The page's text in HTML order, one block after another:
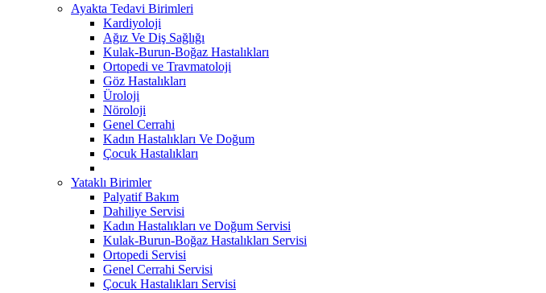
Ayakta Tedavi Birimleri
Kardiyoloji
Ağız Ve Diş Sağlığı
Kulak-Burun-Boğaz Hastalıkları
Ortopedi ve Travmatoloji
Göz Hastalıkları
Üroloji
Nöroloji
Genel Cerrahi
Kadın Hastalıkları Ve Doğum
Çocuk Hastalıkları
Yataklı Birimler
Palyatif Bakım
Dahiliye Servisi
Kadın Hastalıkları ve Doğum Servisi
Kulak-Burun-Boğaz Hastalıkları Servisi
Ortopedi Servisi
Genel Cerrahi Servisi
Çocuk Hastalıkları Servisi